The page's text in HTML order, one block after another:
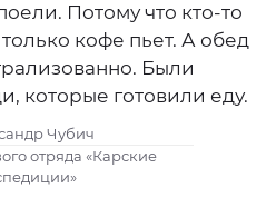
Потому что кто-то
кофе пьет. А обед
Были
которые готовили еду.
Чубич
отряда «Карские